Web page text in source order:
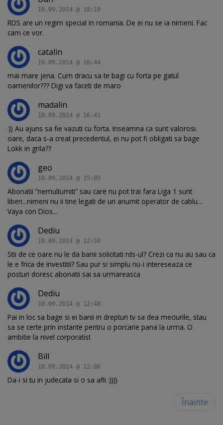
10.09.2014 @ 18:10
RDS are un regim special in romania. De ei nu se ia nimeni. Fac
cam ce vor.
catalin
10.09.2014 @ 16:44
mai mare jena. Cum dracu sa te bagi cu forta pe gatul
oamenilor??? Digi va faceti de maro
madalin
10.09.2014 @ 16:41
:)) Au ajuns sa fie vazuti cu forta. Inseamna ca sunt valorosi.
oare, daca s-a creat precedentul, ei nu pot fi obligati sa bage
Lokk in grila??
geo
10.09.2014 @ 15:05
Abonatii ”nemultumiti” sau care nu pot trai fara Liga 1 sunt
liberi...nimeni nu ii tine legati de un anumit operator de cablu...
Vaya con Dios...
Dediu
10.09.2014 @ 12:50
Stii de ce oare nu le da banii solicitati rds-ul? Crezi ca nu au sau ca
le e frica de investitii? Sau pur si simplu nu-i intereseaza ce
posturi doresc abonatii sai sa urmareasca
Dediu
10.09.2014 @ 12:48
Pai in loc sa bage si ei banii in drepturi tv sa dea meciurile, stau
sa se certe prin instante pentru o porcarie pana la urma. O
ambitie la nivel corporatist
Bill
10.09.2014 @ 12:06
Da-i si tu in judecata si o sa afli :))))
Înainte